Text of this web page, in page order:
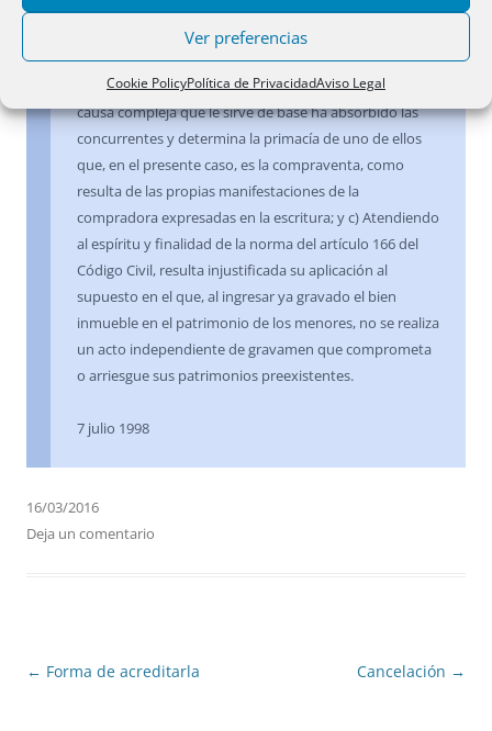
Ver preferencias
Cookie PolicyPolítica de PrivacidadAviso Legal
que en él concurren, y no puede escindirse en los dos
negocios que lo forman y aplicar a cada uno las normas
propias del contrato tipo, sino que por el contrario la
causa compleja que le sirve de base ha absorbido las
concurrentes y determina la primacía de uno de ellos
que, en el presente caso, es la compraventa, como
resulta de las propias manifestaciones de la
compradora expresadas en la escritura; y c) Atendiendo
al espíritu y finalidad de la norma del artículo 166 del
Código Civil, resulta injustificada su aplicación al
supuesto en el que, al ingresar ya gravado el bien
inmueble en el patrimonio de los menores, no se realiza
un acto independiente de gravamen que comprometa
o arriesgue sus patrimonios preexistentes.
7 julio 1998
16/03/2016
Deja un comentario
Navegación
← Forma de acreditarla Cancelación →